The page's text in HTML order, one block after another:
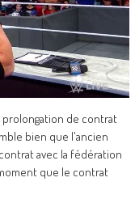
prolongation de contrat
bien que l'ancien
avec la fédération
que le contrat